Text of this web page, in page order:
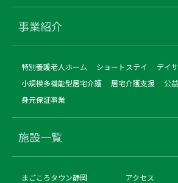
事業紹介
特別養護老人ホーム ショートステイ
デイ
小規模多機能型居宅介護
居宅介護支援
公
身元保証事業
施設一覧
まごころタウン静岡
アクセス